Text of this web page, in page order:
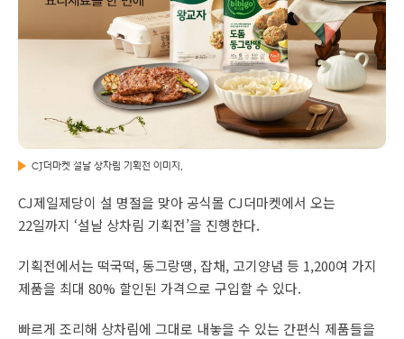
CJ더마켓 설날 상차림 기획전 이미지.
CJ제일제당이 설 명절을 맞아 공식몰 CJ더마켓에서 오는
22일까지 ‘설날 상차림 기획전’을 진행한다.
기획전에서는 떡국떡, 동그랑떙, 잡채, 고기양념 등 1,200여 가지
제품을 최대 80% 할인된 가격으로 구입할 수 있다.
빠르게 조리해 상차림에 그대로 내놓을 수 있는 간편식 제품들을